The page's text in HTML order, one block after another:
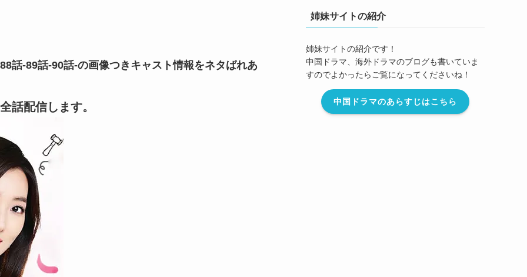
話-89話-90話-の画像つきキャスト情報をネタばれあ
話配信します。
姉妹サイトの紹介
姉妹サイトの紹介です！
中国ドラマ、海外ドラマのブログも書いていま
すのでよかったらご覧になってくださいね！
中国ドラマのあらすじはこちら